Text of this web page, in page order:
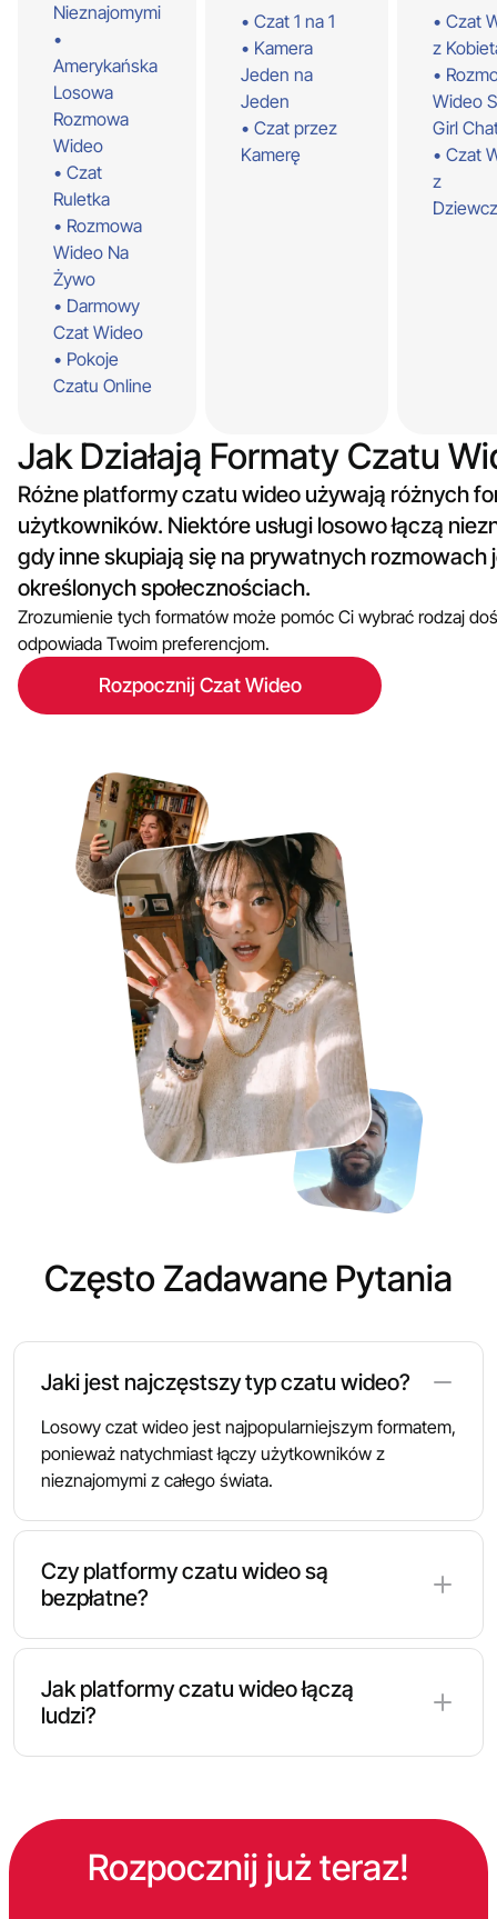
Nieznajomymi
Amerykańska
Losowa
Rozmowa
Wideo
Czat
Ruletka
Rozmowa
Wideo Na
Żywo
Darmowy
Czat Wideo
Pokoje
Czatu Online
Czat 1 na 1
Kamera
Jeden na
Jeden
Czat przez
Kamerę
Czat
z
Wideo
Girl
Czat
z
Jak Działają Formaty Czatu
Różne platformy czatu wideo używają różnych
użytkowników. Niektóre usługi losowo łączą
gdy inne skupiają się na prywatnych rozmowach
określonych społecznościach.
Zrozumienie tych formatów może pomóc Ci wybrać rodzaj
odpowiada Twoim preferencjom.
Rozpocznij Czat Wideo
Często Zadawane Pytania
Jaki jest najczęstszy typ czatu wideo?
Losowy czat wideo jest najpopularniejszym formatem,
ponieważ natychmiast łączy użytkowników z
nieznajomymi z całego świata.
Czy platformy czatu wideo są
bezpłatne?
Wiele platform oferuje bezpłatne funkcje czatu wideo,
podczas gdy niektóre usługi zapewniają dodatkowe
opcje premium.
Jak platformy czatu wideo łączą
ludzi?
użytkowników losowo lub na podstawie określonych
preferencji.Rozpocznij już teraz!